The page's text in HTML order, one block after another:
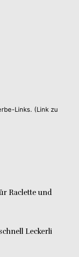
Links. (Link zu
Raclette und
Leckerli